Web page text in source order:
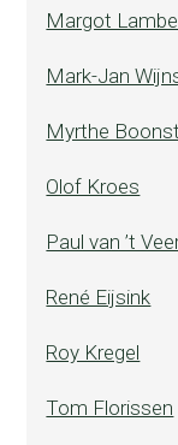
Margot
Mark-Jan
Myrthe
Olof Kroes
Paul van ’t
René Eijsink
Roy Kregel
Tom Florissen